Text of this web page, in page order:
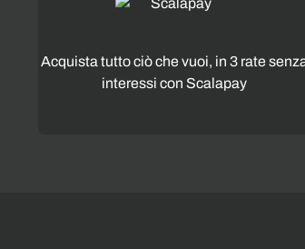
Acquista tutto ciò che vuoi, in 3 rate
interessi con Scalapay